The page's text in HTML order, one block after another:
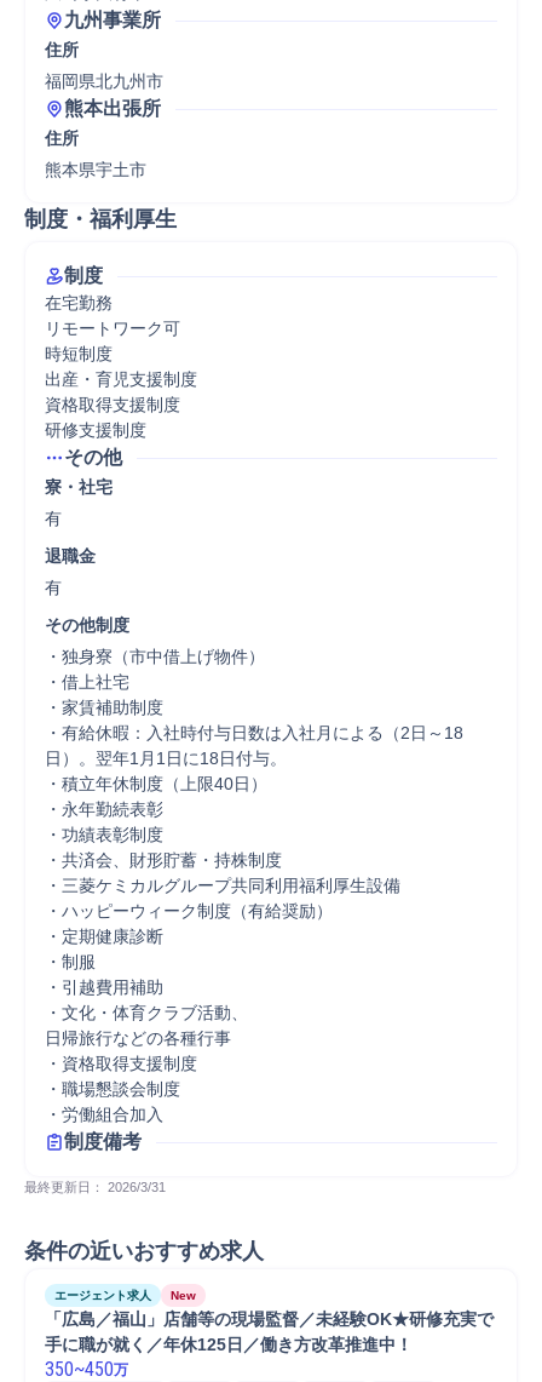
九州事業所
住所
福岡県北九州市
熊本出張所
住所
熊本県宇土市
制度・福利厚生
制度
在宅勤務
リモートワーク可
時短制度
出産・育児支援制度
資格取得支援制度
研修支援制度
その他
寮・社宅
有
退職金
有
その他制度
・独身寮（市中借上げ物件）
・借上社宅
・家賃補助制度
・有給休暇：入社時付与日数は入社月による（2日～18
日）。翌年1月1日に18日付与。
・積立年休制度（上限40日）
・永年勤続表彰
・功績表彰制度
・共済会、財形貯蓄・持株制度
・三菱ケミカルグループ共同利用福利厚生設備
・ハッピーウィーク制度（有給奨励）
・定期健康診断
・制服
・引越費用補助
・文化・体育クラブ活動、
日帰旅行などの各種行事
・資格取得支援制度
・職場懇談会制度
・労働組合加入
制度備考
最終更新日： 2026/3/31
条件の近いおすすめ求人
エージェント求人 New
「広島／福山」店舗等の現場監督／未経験OK★研修充実で
手に職が就く／年休125日／働き方改革推進中！
350~450万